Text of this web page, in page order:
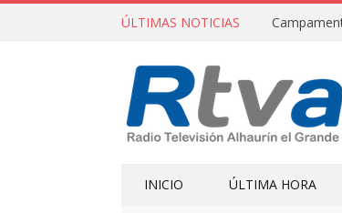
ÚLTIMAS NOTICIAS
INICIO ÚLTIMA HORA